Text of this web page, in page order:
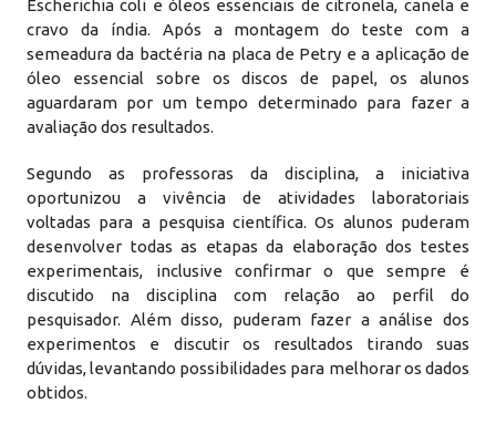
Escherichia coli e óleos essenciais de citronela, canela e
cravo da índia. Após a montagem do teste com a
semeadura da bactéria na placa de Petry e a aplicação de
óleo essencial sobre os discos de papel, os alunos
aguardaram por um tempo determinado para fazer a
avaliação dos resultados.
Segundo as professoras da disciplina, a iniciativa
oportunizou a vivência de atividades laboratoriais
voltadas para a pesquisa científica. Os alunos puderam
desenvolver todas as etapas da elaboração dos testes
experimentais, inclusive confirmar o que sempre é
discutido na disciplina com relação ao perfil do
pesquisador. Além disso, puderam fazer a análise dos
experimentos e discutir os resultados tirando suas
dúvidas, levantando possibilidades para melhorar os dados
obtidos.